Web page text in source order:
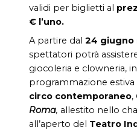
validi per biglietti al
€ l’uno.
A partire dal 24 giugno
spettatori potrà
giocoleria e clowneria,
programmazione estiva
circo contemporaneo,
Roma, allestito nello
all’aperto del Teatro